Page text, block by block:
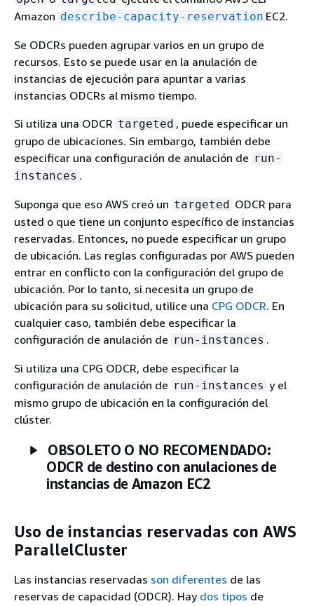
Amazon describe-capacity-reservation EC2.
Se ODCRs pueden agrupar varios en un grupo de
recursos. Esto se puede usar en la anulación de
instancias de ejecución para apuntar a varias
instancias ODCRs al mismo tiempo.
Si utiliza una ODCR targeted , puede especificar un
grupo de ubicaciones. Sin embargo, también debe
especificar una configuración de anulación de run-
instances .
Suponga que eso AWS creó un targeted ODCR para
usted o que tiene un conjunto específico de instancias
reservadas. Entonces, no puede especificar un grupo
de ubicación. Las reglas configuradas por AWS pueden
entrar en conflicto con la configuración del grupo de
ubicación. Por lo tanto, si necesita un grupo de
ubicación para su solicitud, utilice una CPG ODCR. En
cualquier caso, también debe especificar la
configuración de anulación de run-instances .
Si utiliza una CPG ODCR, debe especificar la
configuración de anulación de run-instances y el
mismo grupo de ubicación en la configuración del
clúster.
OBSOLETO O NO RECOMENDADO:
ODCR de destino con anulaciones de
instancias de Amazon EC2
Uso de instancias reservadas con AWS
ParallelCluster
Las instancias reservadas son diferentes de las
reservas de capacidad (ODCR). Hay dos tipos de